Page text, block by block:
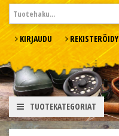
KIRJAUDU REKISTERÖIDY
TUOTEKATEGORIAT